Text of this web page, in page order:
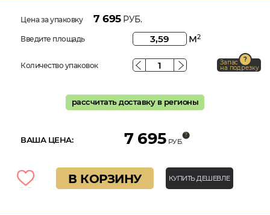
Цена за упаковку 7 695РУБ.
Введите площадь м2
Количество упаковок Запас
на подрезку
рассчитать доставку в регионы
ВАША ЦЕНА: 7 695 РУБ.
В КОРЗИНУ КУПИТЬ ДЕШЕВЛЕ